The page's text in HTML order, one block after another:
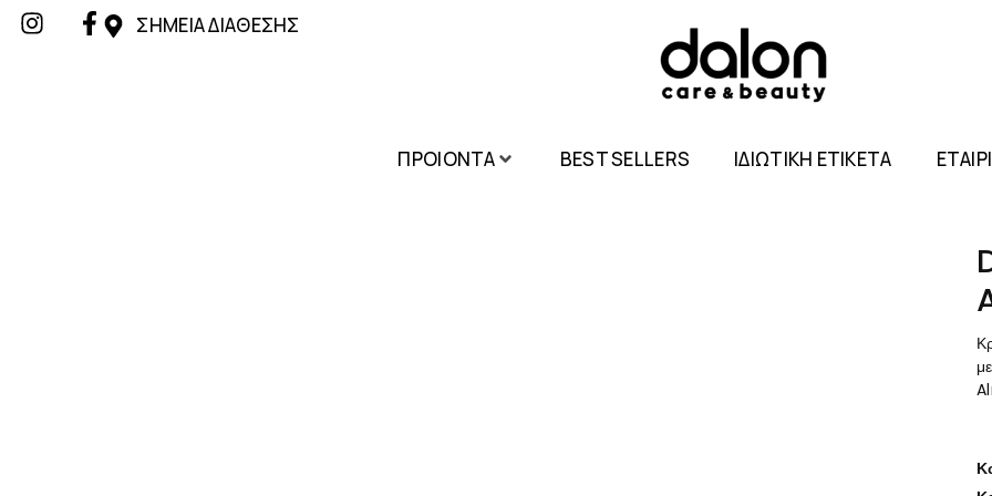
ΣΗΜΕΙΑ ΔΙΑΘΕΣΗΣ
ΠΡΟΙΟΝΤΑ BEST SELLERS ΙΔΙΩΤΙΚΗ ΕΤΙΚΕΤΑ